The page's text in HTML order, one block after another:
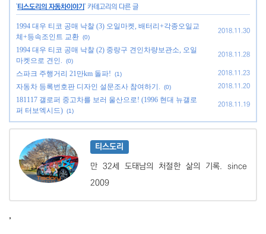
'티스도리의 자동차이야기 ' 카테고리의 다른 글
1994 대우 티코 공매 낙찰 (3) 오일마켓, 배터리+각종오일교
체+등속조인트 교환 (0)
2018.11.30
1994 대우 티코 공매 낙찰 (2) 중랑구 견인차량보관소, 오일
마켓으로 견인.
(0)
2018.11.28
스파크 주행거리 21만km 돌파! (1) 2018.11.23
자동차 등록번호판 디자인 설문조사 참여하기. (0) 2018.11.20
181117 갤로퍼 중고차를 보러 울산으로! (1996 현대 뉴갤로
퍼 터보엑시드) (1)
2018.11.19
티스도리
만 32세 도태남의 처절한 삶의 기록. since
2009
,